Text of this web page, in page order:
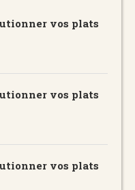
vos plats
vos plats
vos plats